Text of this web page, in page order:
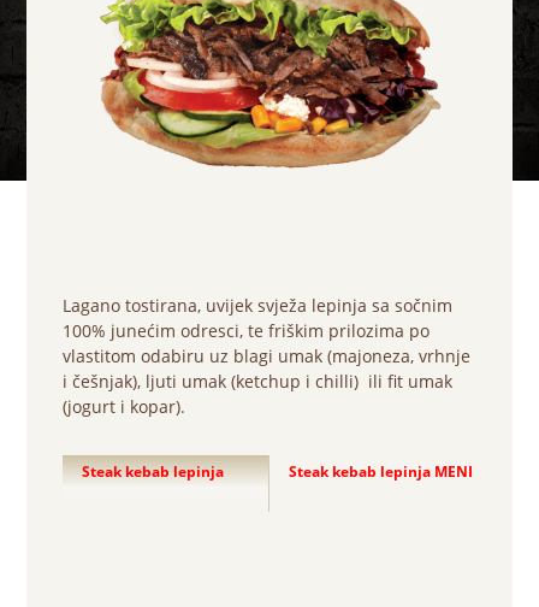
Lagano tostirana, uvijek svježa lepinja sa sočnim
100% junećim odresci, te friškim prilozima po
vlastitom odabiru uz blagi umak (majoneza, vrhnje
i češnjak), ljuti umak (ketchup i chilli) ili fit umak
(jogurt i kopar).
Steak kebab lepinja Steak kebab lepinja MENI